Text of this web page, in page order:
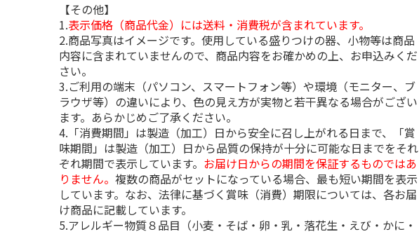
【その他】
1.表示価格（商品代金）には送料・消費税が含まれています。
2.商品写真はイメージです。使用している盛りつけの器、小物等は商品
内容に含まれていませんので、商品内容をお確かめの上、お申込みくだ
さい。
3.ご利用の端末（パソコン、スマートフォン等）や環境（モニター、ブ
ラウザ等）の違いにより、色の見え方が実物と若干異なる場合がござい
ます。あらかじめご了承ください。
4.「消費期間」は製造（加工）日から安全に召し上がれる日まで、「賞
味期間」は製造（加工）日から品質の保持が十分に可能な日までをそれ
ぞれ期間で表示しています。 お届け日からの期間を保証するものではあ
りません。複数の商品がセットになっている場合、最も短い期間を表示
しています。なお、法律に基づく賞味（消費）期限については、各お届
け商品に記載しています。
5.アレルギー物質８品目（小麦・そば・卵・乳・落花生・えび・かに・